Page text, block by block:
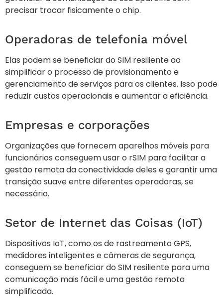
precisar trocar fisicamente o chip.
Operadoras de telefonia móvel
Elas podem se beneficiar do SIM resiliente ao
simplificar o processo de provisionamento e
gerenciamento de serviços para os clientes. Isso pode
reduzir custos operacionais e aumentar a eficiência.
Empresas e corporações
Organizações que fornecem aparelhos móveis para
funcionários conseguem usar o rSIM para facilitar a
gestão remota da conectividade deles e garantir uma
transição suave entre diferentes operadoras, se
necessário.
Setor de Internet das Coisas (IoT)
Dispositivos IoT, como os de rastreamento GPS,
medidores inteligentes e câmeras de segurança,
conseguem se beneficiar do SIM resiliente para uma
comunicação mais fácil e uma gestão remota
simplificada.